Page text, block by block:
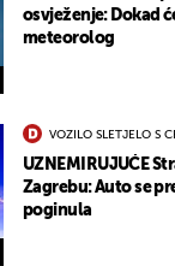
osvježenje: Dokad
meteorolog
VOZILO SLETJELO S
UZNEMIRUJUĆE
Zagrebu: Auto se
poginula